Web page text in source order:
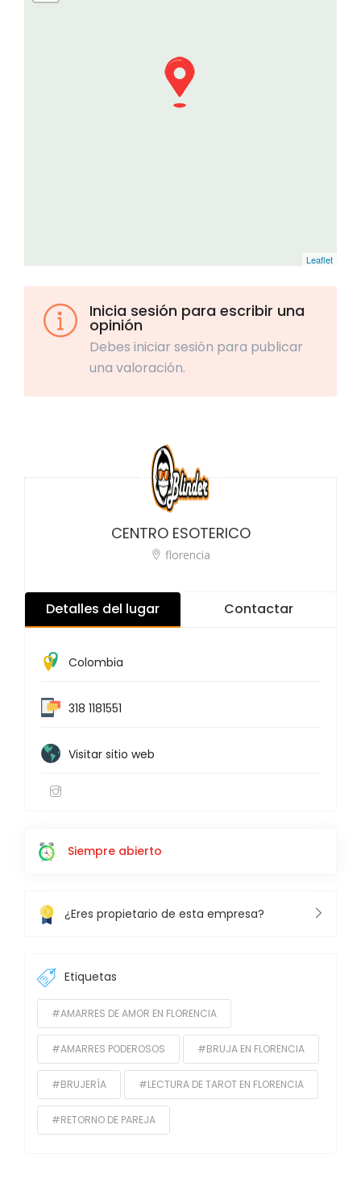
Leaflet
Inicia sesión para escribir una
opinión
Debes iniciar sesión para publicar
una valoración.
CENTRO ESOTERICO
florencia
Detalles del lugar Contactar
Colombia
318 1181551
Visitar sitio web
Siempre abierto
¿Eres propietario de esta empresa?
Etiquetas
#AMARRES DE AMOR EN FLORENCIA
#AMARRES PODEROSOS #BRUJA EN FLORENCIA
#BRUJERÍA #LECTURA DE TAROT EN FLORENCIA
#RETORNO DE PAREJA